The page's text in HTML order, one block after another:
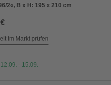
2«, B x H: 195 x 210 cm
im Markt prüfen
- 15.09.